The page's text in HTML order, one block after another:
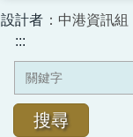
設計者 ：中港資訊組
:::
搜尋